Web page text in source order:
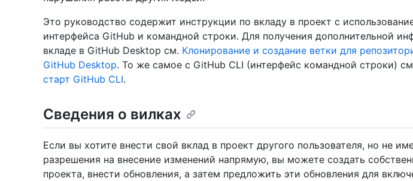
Это руководство содержит инструкции по вкладу в проект с
интерфейса GitHub и командной строки. Для получения дополнительной
вкладе в GitHub Desktop см. Клонирование и создание ветки для
GitHub Desktop. То же самое с GitHub CLI (интерфейс командной строки)
старт GitHub CLI.
Сведения о вилках
Если вы хотите внести свой вклад в проект другого пользователя, но не
разрешения на внесение изменений напрямую, вы можете создать
проекта, внести обновления, а затем предложить эти обновления для